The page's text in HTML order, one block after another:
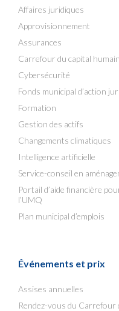
Affaires juridiques
Approvisionnement
Assurances
Carrefour du capital humain
Cybersécurité
Fonds municipal d’action
Formation
Gestion des actifs
Changements climatiques
Intelligence artificielle
Service-conseil en
Portail d’aide financière
l’UMQ
Plan municipal d’emplois
Événements et prix
Assises annuelles
Rendez-vous du Carrefour